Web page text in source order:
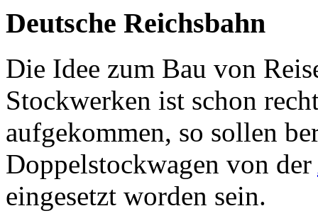
Deutsche Reichsbahn
Die Idee zum Bau von
Stockwerken ist schon
aufgekommen, so sollen
Doppelstockwagen von der
eingesetzt worden sein.